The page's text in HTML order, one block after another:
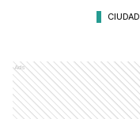
CIUDAD
Ads